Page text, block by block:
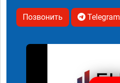
Позвонить Telegram